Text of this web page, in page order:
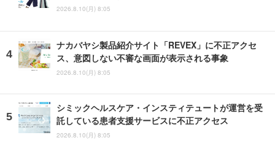
2026.8.10(月) 8:05
ナカバヤシ製品紹介サイト「REVEX」に不正アクセ
ス、意図しない不審な画面が表示される事象
2026.8.10(月) 8:05
シミックヘルスケア・インスティテュートが運営を受
託している患者支援サービスに不正アクセス
2026.8.10(月) 8:05